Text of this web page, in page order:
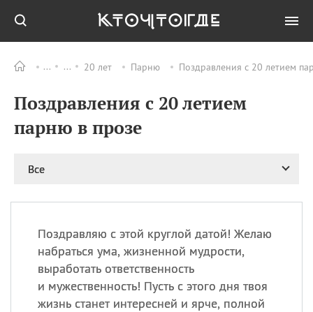
20 лет Парню Поздравления с 20 летием
Поздравления с 20 летием
парню в прозе
Все
Поздравляю с этой круглой датой! Желаю
набраться ума, жизненной мудрости,
выработать ответственность
и мужественность! Пусть с этого дня твоя
жизнь станет интересней и ярче, полной
ПРАЗДНИКИ Все
08.08
День «Счастье
случается» (Happiness
великомученика
покровителя всех
врачей и целителя
больных
09.08 День книголюбов (Book
Lovers Day)